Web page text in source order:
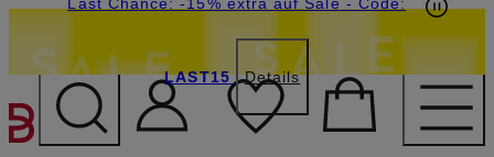
ZUM HAUPTINHALT
LAST15 Details